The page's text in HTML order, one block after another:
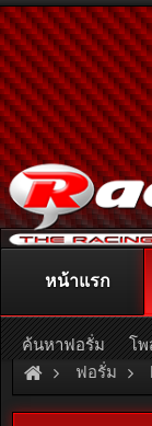
ติดต่อลงโฆษณา
หรือ
ฟอรั่ม
Racing Forum
หน้าแรก
ค้นหาฟอรั่ม โพ